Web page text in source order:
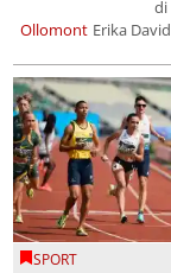
Ollomont
di
Erika David
SPORT